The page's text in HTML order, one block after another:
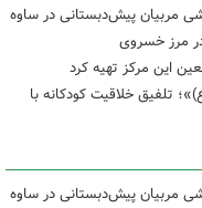
مربیان پیش‌دبستانی در ساوه
مرز خسروی
این مرکز تهیه کرد
تلفیق خلاقیت کودکانه با
مربیان پیش‌دبستانی در ساوه